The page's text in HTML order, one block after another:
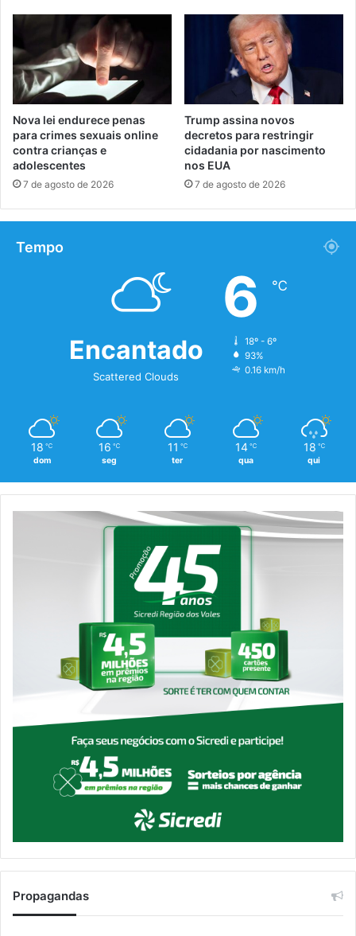
Nova lei endurece penas
para crimes sexuais online
contra crianças e
adolescentes
7 de agosto de 2026
Trump assina novos
decretos para restringir
cidadania por nascimento
nos EUA
7 de agosto de 2026
Tempo
Encantado
Scattered Clouds
6 ℃
18º - 6º
93%
0.16 km/h
18 ℃
dom
16 ℃
seg
11 ℃
ter
14 ℃
qua
18 ℃
qui
Propagandas